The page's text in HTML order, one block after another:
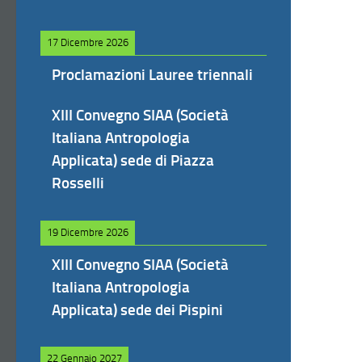
17 Dicembre 2026
Proclamazioni Lauree triennali
XIII Convegno SIAA (Società
Italiana Antropologia
Applicata) sede di Piazza
Rosselli
19 Dicembre 2026
XIII Convegno SIAA (Società
Italiana Antropologia
Applicata) sede dei Pispini
22 Gennaio 2027